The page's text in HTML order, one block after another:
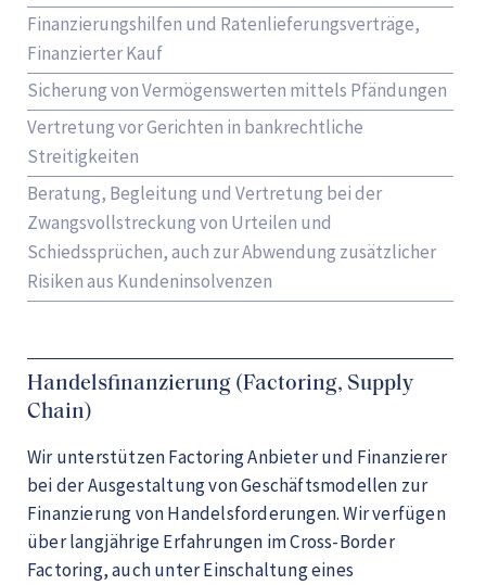
Finanzierungshilfen und Ratenlieferungsverträge,
Finanzierter Kauf
Sicherung von Vermögenswerten mittels Pfändungen
Vertretung vor Gerichten in bankrechtliche
Streitigkeiten
Beratung, Begleitung und Vertretung bei der
Zwangsvollstreckung von Urteilen und
Schiedssprüchen, auch zur Abwendung zusätzlicher
Risiken aus Kundeninsolvenzen
Handelsfinanzierung (Factoring, Supply
Chain)
Wir unterstützen Factoring Anbieter und Finanzierer
bei der Ausgestaltung von Geschäftsmodellen zur
Finanzierung von Handelsforderungen. Wir verfügen
über langjährige Erfahrungen im Cross-Border
Factoring, auch unter Einschaltung eines